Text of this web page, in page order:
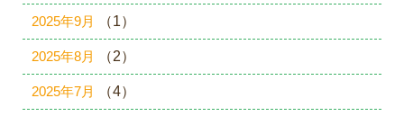
2025年9月 （1）
2025年8月 （2）
2025年7月 （4）